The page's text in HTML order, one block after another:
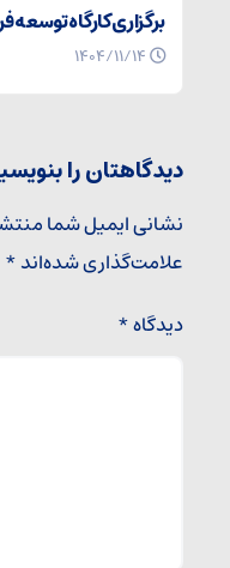
برگزاری کارگاه
دیدگاهتان را
نشانی ایمیل شما
علامت‌گذاری شده‌اند*
دیدگاه*